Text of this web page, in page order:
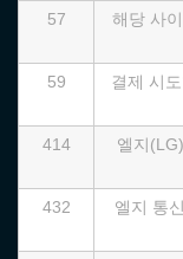
57
해당 사
59
결제 시
414
엘지
432
엘지 통